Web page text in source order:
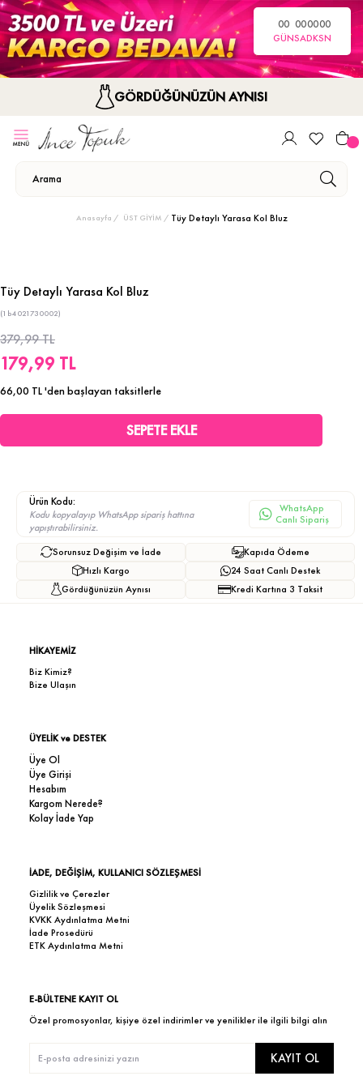
00
GÜN
00
SA
00
DK
00
SN
GÖRDÜĞÜNÜZÜN AYNISI
Anasayfa ÜST GİYİM Tüy Detaylı Yarasa Kol Bluz
Tüy Detaylı Yarasa Kol Bluz
(1b4021730002)
379,99 TL
179,99 TL
66,00 TL'den başlayan taksitlerle
Ürün Kodu:
Kodu kopyalayıp WhatsApp sipariş hattına
yapıştırabilirsiniz.
WhatsApp
Canlı Sipariş
Sorunsuz Değişim ve İade
Hızlı Kargo
Gördüğünüzün Aynısı
Kapıda Ödeme
24 Saat Canlı Destek
Kredi Kartına 3 Taksit
HİKAYEMİZ
Biz Kimiz?
Bize Ulaşın
ÜYELİK ve DESTEK
Üye Ol
Üye Girişi
Hesabım
Kargom Nerede?
Kolay İade Yap
İADE, DEĞİŞİM, KULLANICI SÖZLEŞMESİ
Gizlilik ve Çerezler
Üyelik Sözleşmesi
KVKK Aydınlatma Metni
İade Prosedürü
ETK Aydınlatma Metni
E-BÜLTENE KAYIT OL
Özel promosyonlar, kişiye özel indirimler ve yenilikler ile ilgili bilgi alın
KAYIT OL